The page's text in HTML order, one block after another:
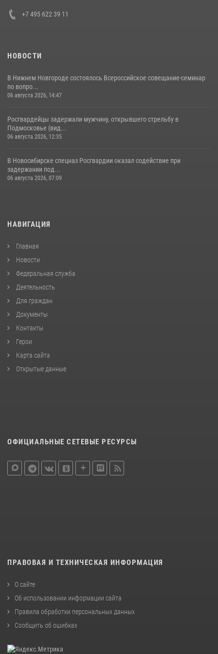
+7 495 622 39 11
НОВОСТИ
В Нижнем Новгороде состоялось Всероссийское совещание-семинар
по вопро...
06 августа 2026, 14:47
Росгвардейцы задержали мужчину, открывшего стрельбу в
Подмосковье (вид...
06 августа 2026, 12:35
В Новосибирске спецназ Росгвардии оказал содействие при
задержании под...
06 августа 2026, 07:09
НАВИГАЦИЯ
Главная
Новости
Федеральная служба
Деятельность
Для граждан
Документы
Контакты
Герои
Карта сайта
Открытые данные
ОФИЦИАЛЬНЫЕ СЕТЕВЫЕ РЕСУРСЫ
ПРАВОВАЯ И ТЕХНИЧЕСКАЯ ИНФОРМАЦИЯ
О сайте
Об использовании информации сайта
Правила обработки персональных данных
Сообщить об ошибках